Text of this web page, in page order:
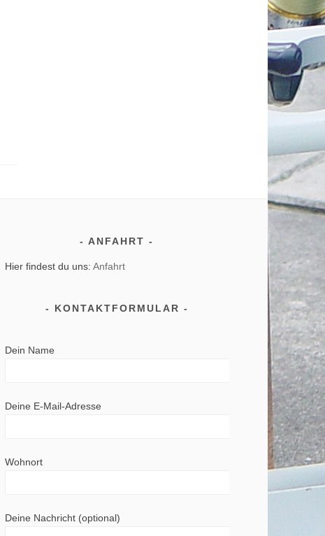
ANFAHRT
Hier findest du uns: Anfahrt
KONTAKTFORMULAR
Dein Name
Deine E-Mail-Adresse
Wohnort
Deine Nachricht (optional)